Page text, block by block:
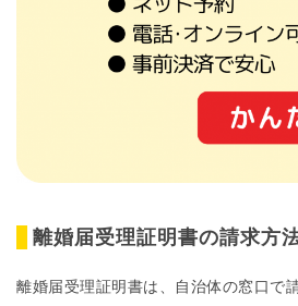
離婚届受理証明書の請求方
離婚届受理証明書は、自治体の窓口で